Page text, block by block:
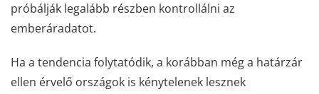
próbálják legalább részben kontrollálni az
emberáradatot.
Ha a tendencia folytatódik, a korábban még a határzár
ellen érvelő országok is kénytelenek lesznek